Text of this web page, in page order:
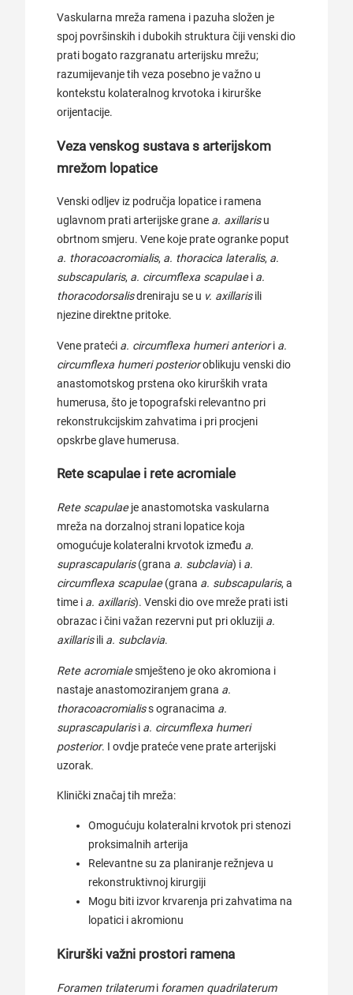
Vaskularna mreža ramena i pazuha složen je
spoj površinskih i dubokih struktura čiji venski dio
prati bogato razgranatu arterijsku mrežu;
razumijevanje tih veza posebno je važno u
kontekstu kolateralnog krvotoka i kirurške
orijentacije.
Veza venskog sustava s arterijskom
mrežom lopatice
Venski odljev iz područja lopatice i ramena
uglavnom prati arterijske grane a. axillarisu
obrtnom smjeru. Vene koje prate ogranke poput
a. thoracoacromialis, a. thoracica lateralis, a.
subscapularis, a. circumflexa scapulaei a.
thoracodorsalisdreniraju se u v. axillarisili
njezine direktne pritoke.
Vene prateći a. circumflexa humeri anteriori a.
circumflexa humeri posterioroblikuju venski dio
anastomotskog prstena oko kirurških vrata
humerusa, što je topografski relevantno pri
rekonstrukcijskim zahvatima i pri procjeni
opskrbe glave humerusa.
Rete scapulae i rete acromiale
Rete scapulaeje anastomotska vaskularna
mreža na dorzalnoj strani lopatice koja
omogućuje kolateralni krvotok između a.
suprascapularis(grana a. subclavia) i a.
circumflexa scapulae(grana a. subscapularis, a
time i a. axillaris). Venski dio ove mreže prati isti
obrazac i čini važan rezervni put pri okluziji a.
axillarisili a. subclavia.
Rete acromialesmješteno je oko akromiona i
nastaje anastomoziranjem grana a.
thoracoacromialiss ogranacima a.
suprascapularisi a. circumflexa humeri
posterior. I ovdje prateće vene prate arterijski
uzorak.
Klinički značaj tih mreža:
Omogućuju kolateralni krvotok pri stenozi
proksimalnih arterija
Relevantne su za planiranje režnjeva u
rekonstruktivnoj kirurgiji
Mogu biti izvor krvarenja pri zahvatima na
lopatici i akromionu
Kirurški važni prostori ramena
Foramen trilaterumi foramen quadrilaterum